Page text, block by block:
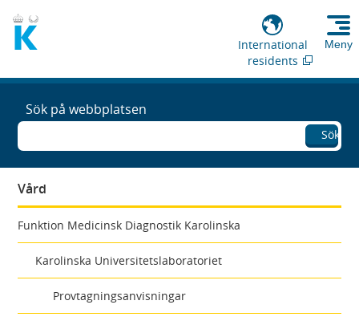
International
residents
Meny
Sök på webbplatsen
Sök
Vård
Funktion Medicinsk Diagnostik Karolinska
Karolinska Universitetslaboratoriet
Provtagningsanvisningar